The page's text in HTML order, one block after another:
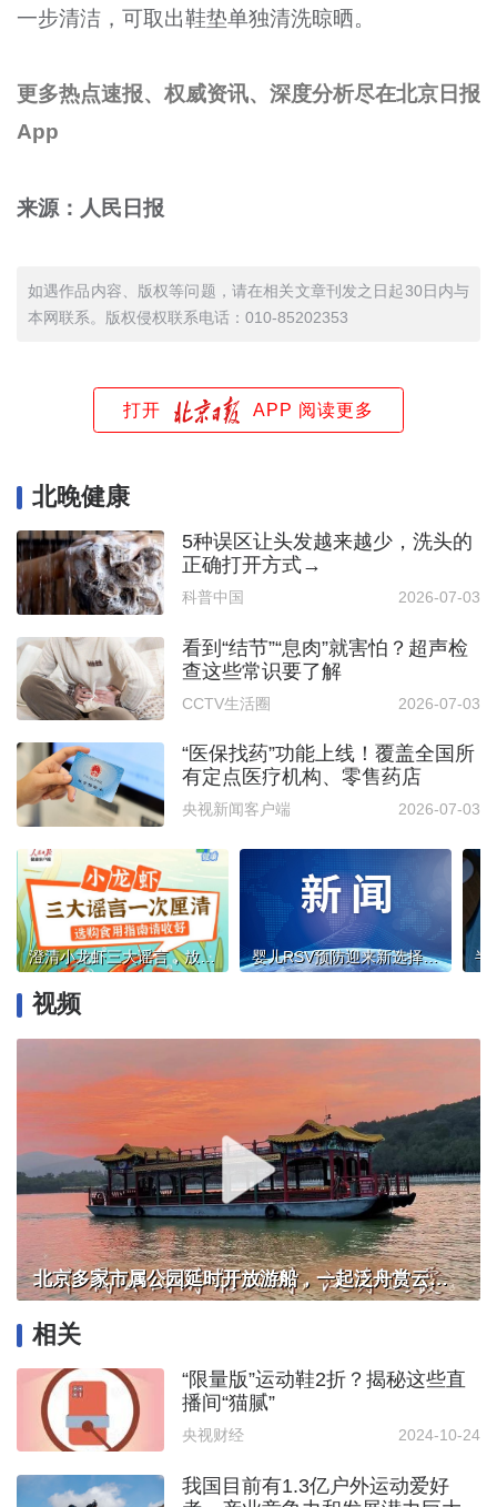
一步清洁，可取出鞋垫单独清洗晾晒。
更多热点速报、权威资讯、深度分析尽在北京日报
App
来源：人民日报
如遇作品内容、版权等问题，请在相关文章刊发之日起30日内与
本网联系。版权侵权联系电话：010-85202353
打开 APP 阅读更多
北晚健康
5种误区让头发越来越少，洗头的
正确打开方式→
科普中国 2026-07-03
看到“结节”“息肉”就害怕？超声检
查这些常识要了解
CCTV生活圈 2026-07-03
“医保找药”功能上线！覆盖全国所
有定点医疗机构、零售药店
央视新闻客户端 2026-07-03
澄清小龙虾三大谣言，放心吃虾牢记几个提示 婴儿RSV预防迎来新选择，克莱罗韦单抗为宝宝呼吸健康护航
视频
北京多家市属公园延时开放游船，一起泛舟赏云霞！
相关
“限量版”运动鞋2折？揭秘这些直
播间“猫腻”
央视财经 2024-10-24
我国目前有1.3亿户外运动爱好